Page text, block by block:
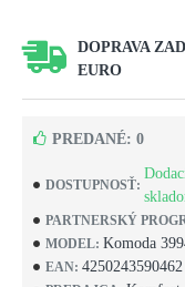
DOPRAVA
EURO
DOSTUPNOSŤ:
PARTNERSKÝ
MODEL: Komoda
EAN: 4250243590462
PREDANÉ: 0